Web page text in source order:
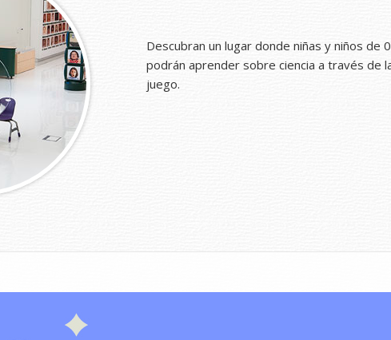
Descubran un lugar donde niñas y niños de
podrán aprender sobre ciencia a través de
juego.